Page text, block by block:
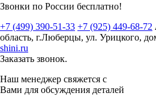
Звонки по России бесплатно!
+7 (499) 390-51-33 +7 (925) 449-68-72
область, г.Люберцы, ул. Урицкого,
shini.ru
Заказать звонок.
Наш менеджер свяжется с
Вами для обсуждения деталей